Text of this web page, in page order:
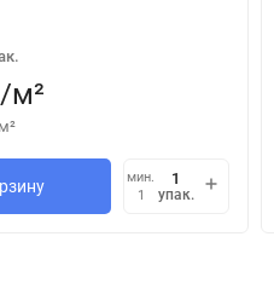
/м²
м²
мин.
1
упак.